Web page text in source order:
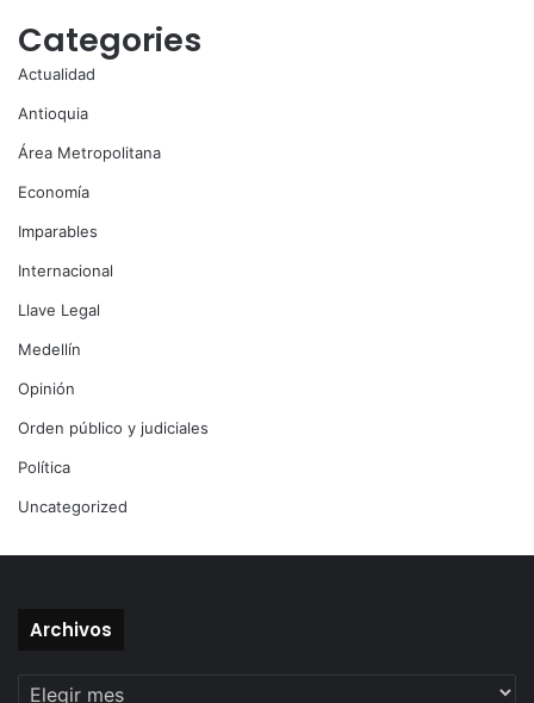
Categories
Actualidad
Antioquia
Área Metropolitana
Economía
Imparables
Internacional
Llave Legal
Medellín
Opinión
Orden público y judiciales
Política
Uncategorized
Archivos